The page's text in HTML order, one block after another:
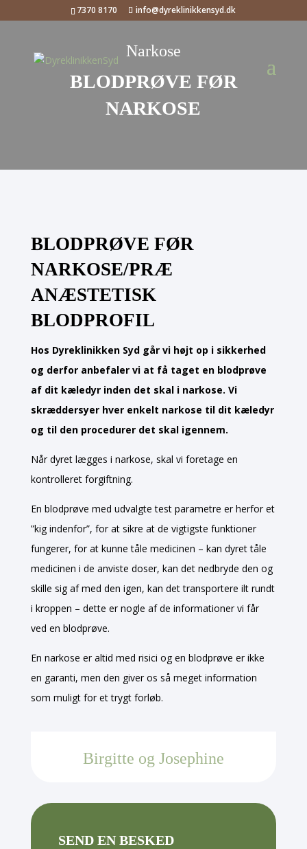
7370 8170 info@dyreklinikkensyd.dk
Narkose
BLODPRØVE FØR
NARKOSE
BLODPRØVE FØR
NARKOSE/PRÆ
ANÆSTETISK
BLODPROFIL
Hos Dyreklinikken Syd går vi højt op i sikkerhed
og derfor anbefaler vi at få taget en blodprøve
af dit kæledyr inden det skal i narkose. Vi
skræddersyer hver enkelt narkose til dit kæledyr
og til den procedurer det skal igennem.
Når dyret lægges i narkose, skal vi foretage en
kontrolleret forgiftning.
En blodprøve med udvalgte test parametre er herfor et
”kig indenfor”, for at sikre at de vigtigste funktioner
fungerer, for at kunne tåle medicinen – kan dyret tåle
medicinen i de anviste doser, kan det nedbryde den og
skille sig af med den igen, kan det transportere ilt rundt
i kroppen – dette er nogle af de informationer vi får
ved en blodprøve.
En narkose er altid med risici og en blodprøve er ikke
en garanti, men den giver os så meget information
som muligt for et trygt forløb.
Birgitte og Josephine
SEND EN BESKED